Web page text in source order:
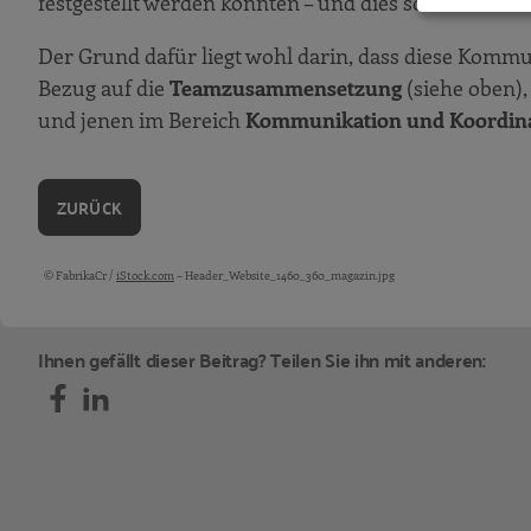
Ergebnisse und Analyse in den einzelnen
Verantwortung und Zielsetzung
Persönliche Konflikte
Schlussfolgerungen
Schlussbemerkungen: Über uns
Der Grund dafür liegt wohl darin, dass diese
Bezug auf die Teamzusammensetzung (siehe
und jenen im Bereich Kommunikation und
ZURÜCK
Bildquellen und Copyright-Hinweise
© FabrikaCr / iStock.com– Header_Website_1460_360_magazin.jpg
Ihnen gefällt dieser Beitrag? Teilen Sie ihn mit anderen: